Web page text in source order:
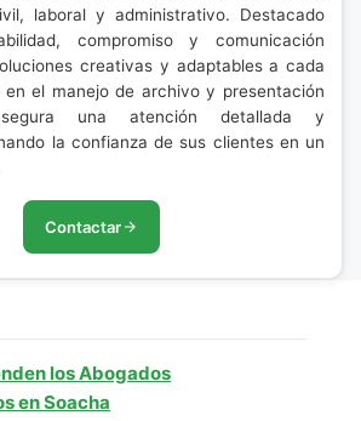
laboral y administrativo. Destacado
compromiso y comunicación
creativas y adaptables a cada
el manejo de archivo y presentación
una atención detallada y
la confianza de sus clientes en un
Contactar
los Abogados
en Soacha